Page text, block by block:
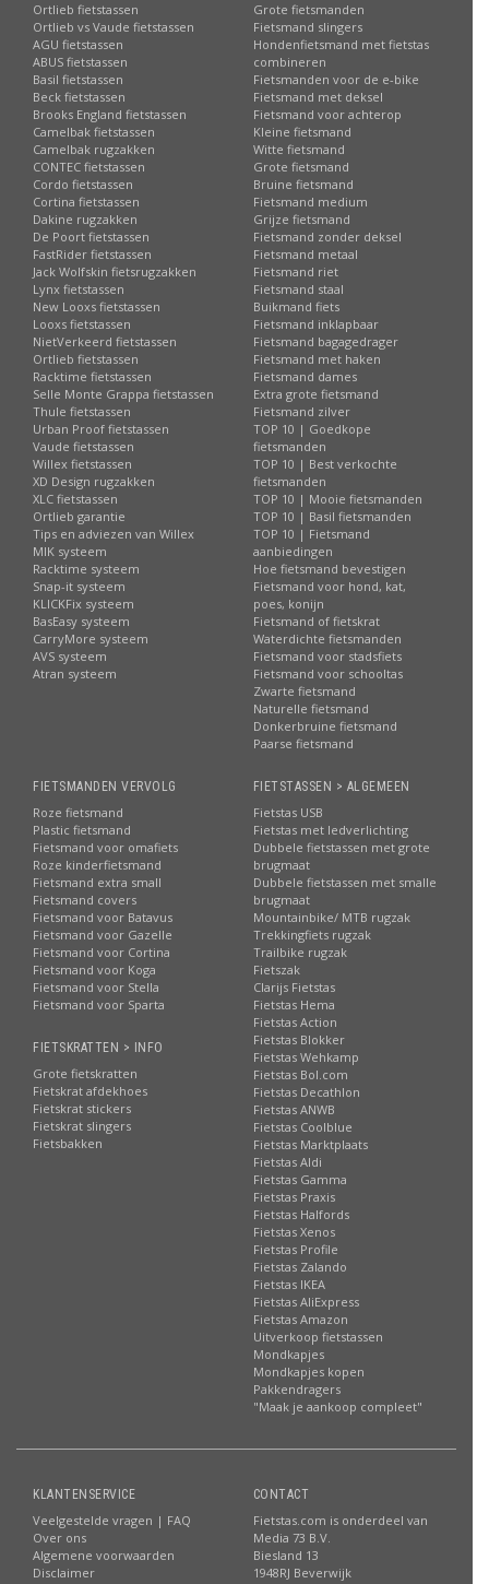
Ortlieb fietstassen
Ortlieb vs Vaude fietstassen
AGU fietstassen
ABUS fietstassen
Basil fietstassen
Beck fietstassen
Brooks England fietstassen
Camelbak fietstassen
Camelbak rugzakken
CONTEC fietstassen
Cordo fietstassen
Cortina fietstassen
Dakine rugzakken
De Poort fietstassen
FastRider fietstassen
Jack Wolfskin fietsrugzakken
Lynx fietstassen
New Looxs fietstassen
Looxs fietstassen
NietVerkeerd fietstassen
Ortlieb fietstassen
Racktime fietstassen
Selle Monte Grappa fietstassen
Thule fietstassen
Urban Proof fietstassen
Vaude fietstassen
Willex fietstassen
XD Design rugzakken
XLC fietstassen
Ortlieb garantie
Tips en adviezen van Willex
MIK systeem
Racktime systeem
Snap-it systeem
KLICKFix systeem
BasEasy systeem
CarryMore systeem
AVS systeem
Atran systeem
Grote fietsmanden
Fietsmand slingers
Hondenfietsmand met fietstas
combineren
Fietsmanden voor de e-bike
Fietsmand met deksel
Fietsmand voor achterop
Kleine fietsmand
Witte fietsmand
Grote fietsmand
Bruine fietsmand
Fietsmand medium
Grijze fietsmand
Fietsmand zonder deksel
Fietsmand metaal
Fietsmand riet
Fietsmand staal
Buikmand fiets
Fietsmand inklapbaar
Fietsmand bagagedrager
Fietsmand met haken
Fietsmand dames
Extra grote fietsmand
Fietsmand zilver
TOP 10 | Goedkope
fietsmanden
TOP 10 | Best verkochte
fietsmanden
TOP 10 | Mooie fietsmanden
TOP 10 | Basil fietsmanden
TOP 10 | Fietsmand
aanbiedingen
Hoe fietsmand bevestigen
Fietsmand voor hond, kat,
poes, konijn
Fietsmand of fietskrat
Waterdichte fietsmanden
Fietsmand voor stadsfiets
Fietsmand voor schooltas
Zwarte fietsmand
Naturelle fietsmand
Donkerbruine fietsmand
Paarse fietsmand
FIETSMANDEN VERVOLG
Roze fietsmand
Plastic fietsmand
Fietsmand voor omafiets
Roze kinderfietsmand
Fietsmand extra small
Fietsmand covers
Fietsmand voor Batavus
Fietsmand voor Gazelle
Fietsmand voor Cortina
Fietsmand voor Koga
Fietsmand voor Stella
Fietsmand voor Sparta
FIETSKRATTEN > INFO
Grote fietskratten
Fietskrat afdekhoes
Fietskrat stickers
Fietskrat slingers
Fietsbakken
FIETSTASSEN > ALGEMEEN
Fietstas USB
Fietstas met ledverlichting
Dubbele fietstassen met grote
brugmaat
Dubbele fietstassen met smalle
brugmaat
Mountainbike/ MTB rugzak
Trekkingfiets rugzak
Trailbike rugzak
Fietszak
Clarijs Fietstas
Fietstas Hema
Fietstas Action
Fietstas Blokker
Fietstas Wehkamp
Fietstas Bol.com
Fietstas Decathlon
Fietstas ANWB
Fietstas Coolblue
Fietstas Marktplaats
Fietstas Aldi
Fietstas Gamma
Fietstas Praxis
Fietstas Halfords
Fietstas Xenos
Fietstas Profile
Fietstas Zalando
Fietstas IKEA
Fietstas AliExpress
Fietstas Amazon
Uitverkoop fietstassen
Mondkapjes
Mondkapjes kopen
Pakkendragers
"Maak je aankoop compleet"
KLANTENSERVICE
Veelgestelde vragen | FAQ
Over ons
Algemene voorwaarden
Disclaimer
CONTACT
Fietstas.com is onderdeel van
Media 73 B.V.
Biesland 13
1948RJ Beverwijk